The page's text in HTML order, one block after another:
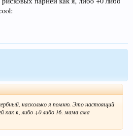
насколько я помню. Это настоящий
как я, либо +0 либо 16. мама ама